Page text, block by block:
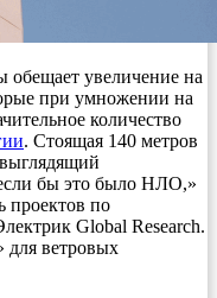
обещает увеличение на
при умножении на
количество
. Стоящая 140 метров
бы это было НЛО,»
проектов по
Global Research.
для ветровых